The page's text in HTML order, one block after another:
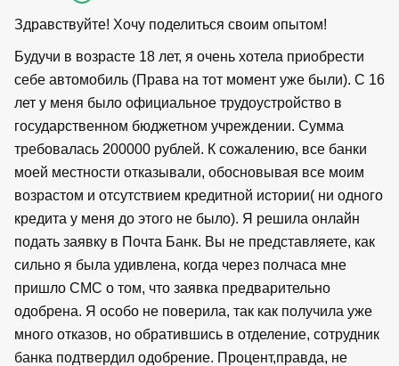
Здравствуйте! Хочу поделиться своим опытом!
Будучи в возрасте 18 лет, я очень хотела приобрести
себе автомобиль (Права на тот момент уже были). С 16
лет у меня было официальное трудоустройство в
государственном бюджетном учреждении. Сумма
требовалась 200000 рублей. К сожалению, все банки
моей местности отказывали, обосновывая все моим
возрастом и отсутствием кредитной истории( ни одного
кредита у меня до этого не было). Я решила онлайн
подать заявку в Почта Банк. Вы не представляете, как
сильно я была удивлена, когда через полчаса мне
пришло СМС о том, что заявка предварительно
одобрена. Я особо не поверила, так как получила уже
много отказов, но обратившись в отделение, сотрудник
банка подтвердил одобрение. Процент,правда, не